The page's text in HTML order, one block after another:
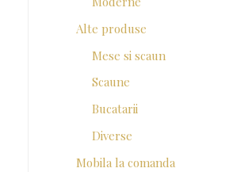
Alte produse
Mese si scaun
Scaune
Bucatarii
Diverse
Mobila la comanda